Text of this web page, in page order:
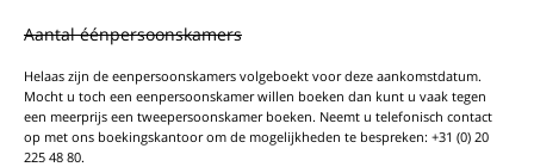
Aantal éénpersoonskamers
Helaas zijn de eenpersoonskamers volgeboekt voor deze aankomstdatum.
Mocht u toch een eenpersoonskamer willen boeken dan kunt u vaak tegen
een meerprijs een tweepersoonskamer boeken. Neemt u telefonisch contact
op met ons boekingskantoor om de mogelijkheden te bespreken: +31 (0) 20
225 48 80.